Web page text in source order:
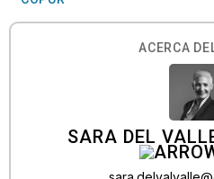
ACERCA
SARA DEL